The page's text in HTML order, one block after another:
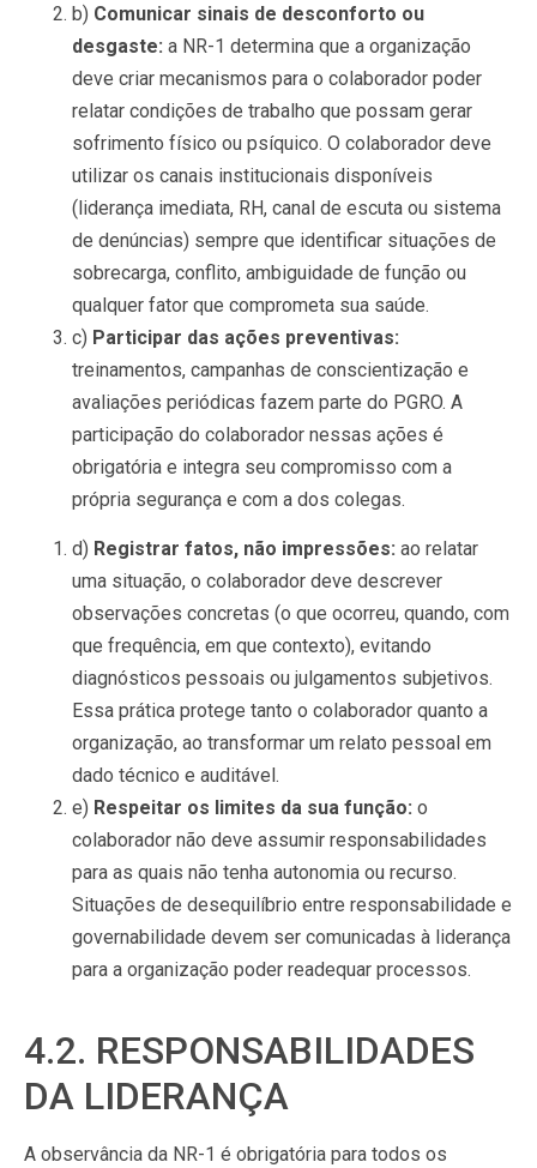
b) Comunicar sinais de desconforto ou
desgaste: a NR-1 determina que a organização
deve criar mecanismos para o colaborador poder
relatar condições de trabalho que possam gerar
sofrimento físico ou psíquico. O colaborador deve
utilizar os canais institucionais disponíveis
(liderança imediata, RH, canal de escuta ou sistema
de denúncias) sempre que identificar situações de
sobrecarga, conflito, ambiguidade de função ou
qualquer fator que comprometa sua saúde.
c) Participar das ações preventivas:
treinamentos, campanhas de conscientização e
avaliações periódicas fazem parte do PGRO. A
participação do colaborador nessas ações é
obrigatória e integra seu compromisso com a
própria segurança e com a dos colegas.
d) Registrar fatos, não impressões: ao relatar
uma situação, o colaborador deve descrever
observações concretas (o que ocorreu, quando, com
que frequência, em que contexto), evitando
diagnósticos pessoais ou julgamentos subjetivos.
Essa prática protege tanto o colaborador quanto a
organização, ao transformar um relato pessoal em
dado técnico e auditável.
e) Respeitar os limites da sua função: o
colaborador não deve assumir responsabilidades
para as quais não tenha autonomia ou recurso.
Situações de desequilíbrio entre responsabilidade e
governabilidade devem ser comunicadas à liderança
para a organização poder readequar processos.
4.2. RESPONSABILIDADES
DA LIDERANÇA
A observância da NR-1 é obrigatória para todos os